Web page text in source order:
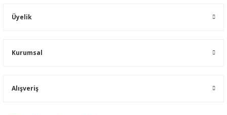
Üyelik
Kurumsal
Alışveriş